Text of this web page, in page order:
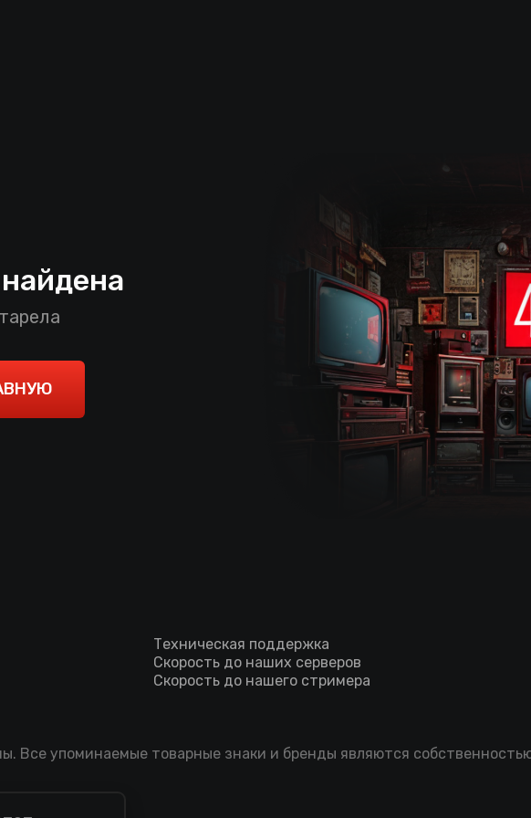
Техническая поддержка
Скорость до наших серверов
Скорость до нашего стримера
Все упоминаемые товарные знаки и бренды являются